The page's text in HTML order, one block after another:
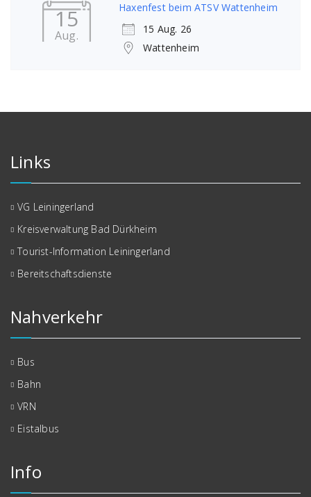
15
Aug.
Haxenfest beim ATSV Wattenheim
15 Aug. 26
Wattenheim
Links
VG Leiningerland
Kreisverwaltung Bad Dürkheim
Tourist-Information Leiningerland
Bereitschaftsdienste
Nahverkehr
Bus
Bahn
VRN
Eistalbus
Info